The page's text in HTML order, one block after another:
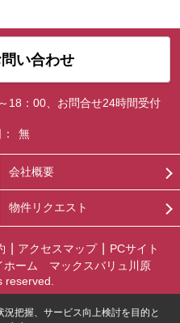
い合わせ
18：00、お問合せ24時間受付
無
会社概要
物件リクエスト
アクセスマップ
PCサイト
ホーム マックスバリュ川原
reserved.
把握、サービス向上検討を目的と